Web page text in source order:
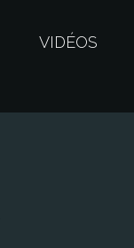
VIDÉOS